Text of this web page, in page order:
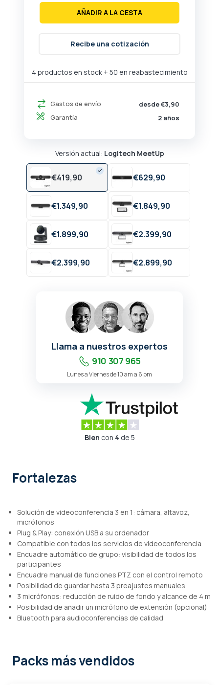
4 productos en stock + 50 en reabastecimiento
Gastos de envío
desde €3,90
Garantía
2 años
AÑADIR A LA CESTA
Recibe una cotización
Versión actual: Logitech MeetUp
€419,90 €629,90
€1.349,90 €1.849,90
€1.899,90 €2.399,90
€2.399,90 €2.899,90
Llama a nuestros expertos
910 307 965
Lunes a Viernes de 10 am a 6 pm
Bien con 4 de 5
Fortalezas
Solución de videoconferencia 3 en 1: cámara, altavoz,
micrófonos
Plug & Play: conexión USB a su ordenador
Compatible con todos los servicios de videoconferencia
Encuadre automático de grupo: visibilidad de todos los
participantes
Encuadre manual de funciones PTZ con el control remoto
Posibilidad de guardar hasta 3 preajustes manuales
3 micrófonos: reducción de ruido de fondo y alcance de 4 m
Posibilidad de añadir un micrófono de extensión (opcional)
Bluetooth para audioconferencias de calidad
Packs más vendidos